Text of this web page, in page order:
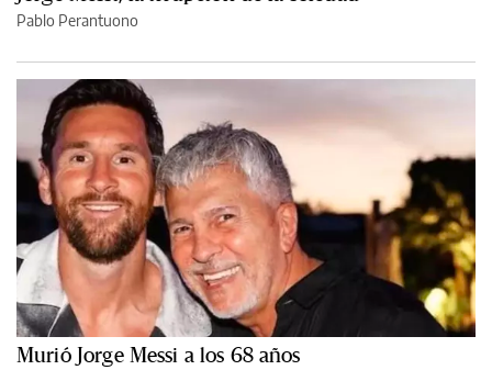
Pablo Perantuono
Murió Jorge Messi a los 68 años